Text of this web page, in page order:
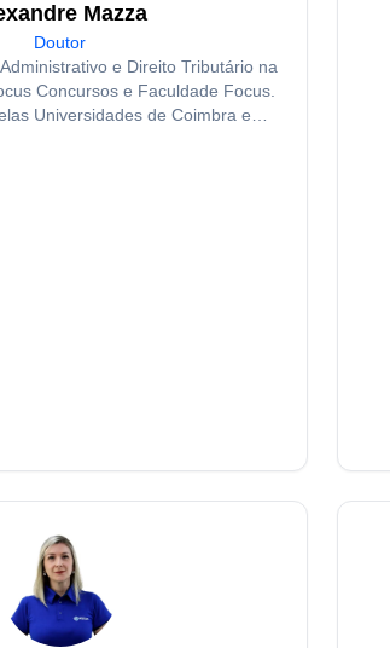
Mazza
Doutor
e Direito Tributário na
Concursos e Faculdade Focus.
Universidades de Coimbra e